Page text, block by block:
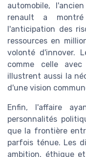
automobile,
renault a
l'anticipation des
ressources en
volonté d'innover.
comme celle
illustrent aussi la
d'une vision
Enfin, l'affaire
personnalités
que la frontière
parfois ténue. Les
ambition, éthique